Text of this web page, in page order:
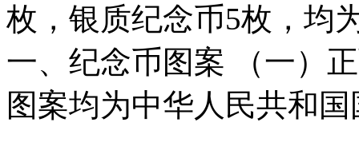
枚，银质纪念币5枚，均
一、纪念币图案 （一）
图案均为中华人民共和国